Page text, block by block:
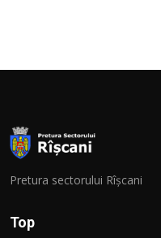
Pretura sectorului Rîșcani
Top